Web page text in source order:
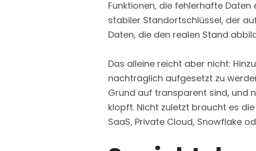
Funktionen, die fehlerhafte
stabiler Standortschlüssel, der
Daten, die den realen Stand
Das alleine reicht aber nicht:
nachträglich aufgesetzt zu
Grund auf transparent sind, und
klopft. Nicht zuletzt braucht es
SaaS, Private Cloud, Snowflake